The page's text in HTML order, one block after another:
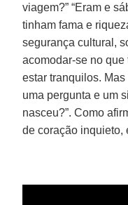
viagem?” “Eram e
tinham fama e
segurança cultural,
acomodar-se no
estar tranquilos.
uma pergunta e um
nasceu?”. Como
de coração inquieto,